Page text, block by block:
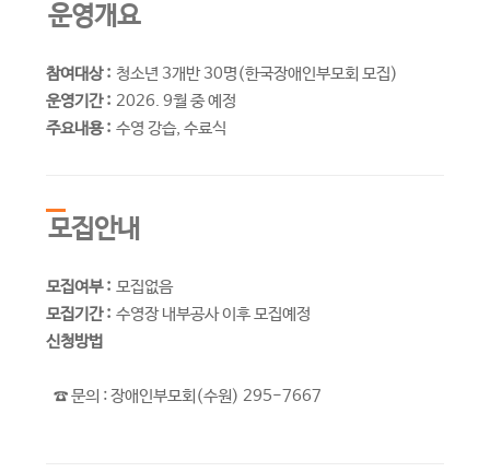
운영개요
참여대상 : 청소년 3개반 30명(한국장애인부모회 모집)
운영기간 : 2026. 9월 중 예정
주요내용 : 수영 강습, 수료식
모집안내
모집여부 : 모집없음
모집기간 : 수영장 내부공사 이후 모집예정
신청방법
☎ 문의 : 장애인부모회(수원) 295-7667